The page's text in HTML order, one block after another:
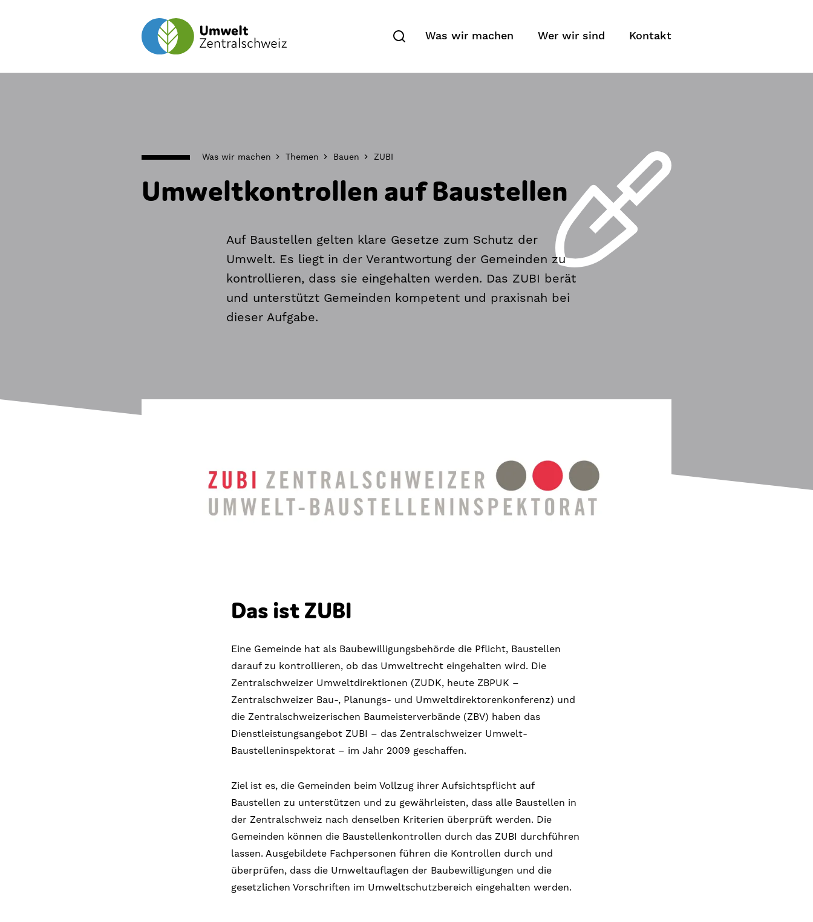
Was wir machen Wer wir sind Kontakt
Was wir machen Themen Bauen ZUBI
Umweltkontrollen auf Baustellen
Auf Baustellen gelten klare Gesetze zum Schutz der
Umwelt. Es liegt in der Verantwortung der Gemeinden zu
kontrollieren, dass sie eingehalten werden. Das ZUBI berät
und unterstützt Gemeinden kompetent und praxisnah bei
dieser Aufgabe.
Das ist ZUBI
Eine Gemeinde hat als Baubewilligungsbehörde die Pflicht, Baustellen
darauf zu kontrollieren, ob das Umweltrecht eingehalten wird. Die
Zentralschweizer Umweltdirektionen (ZUDK, heute ZBPUK –
Zentralschweizer Bau-, Planungs- und Umweltdirektorenkonferenz) und
die Zentralschweizerischen Baumeisterverbände (ZBV) haben das
Dienstleistungsangebot ZUBI – das Zentralschweizer Umwelt-
Baustelleninspektorat – im Jahr 2009 geschaffen.
Ziel ist es, die Gemeinden beim Vollzug ihrer Aufsichtspflicht auf
Baustellen zu unterstützen und zu gewährleisten, dass alle Baustellen in
der Zentralschweiz nach denselben Kriterien überprüft werden. Die
Gemeinden können die Baustellenkontrollen durch das ZUBI durchführen
lassen. Ausgebildete Fachpersonen führen die Kontrollen durch und
überprüfen, dass die Umweltauflagen der Baubewilligungen und die
gesetzlichen Vorschriften im Umweltschutzbereich eingehalten werden.